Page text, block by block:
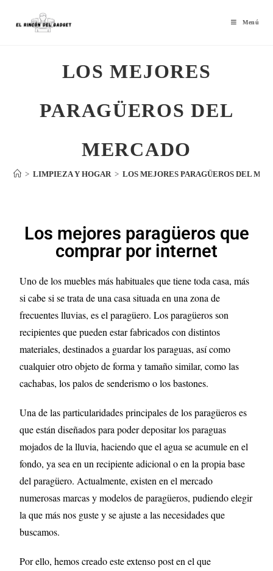
Menú
LOS MEJORES
PARAGÜEROS DEL
MERCADO
> LIMPIEZA Y HOGAR > LOS MEJORES PARAGÜEROS DEL
Los mejores paragüeros que
comprar por internet
Uno de los muebles más habituales que tiene toda casa, más
si cabe si se trata de una casa situada en una zona de
frecuentes lluvias, es el paragüero. Los paragüeros son
recipientes que pueden estar fabricados con distintos
materiales, destinados a guardar los paraguas, así como
cualquier otro objeto de forma y tamaño similar, como las
cachabas, los palos de senderismo o los bastones.
Una de las particularidades principales de los paragüeros es
que están diseñados para poder depositar los paraguas
mojados de la lluvia, haciendo que el agua se acumule en el
fondo, ya sea en un recipiente adicional o en la propia base
del paragüero. Actualmente, existen en el mercado
numerosas marcas y modelos de paragüeros, pudiendo elegir
la que más nos guste y se ajuste a las necesidades que
buscamos.
Por ello, hemos creado este extenso post en el que